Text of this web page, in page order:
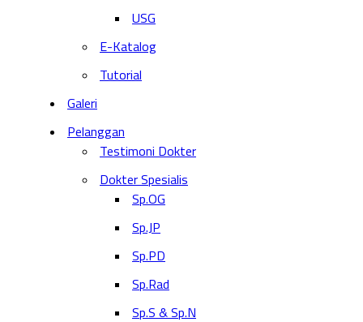
USG
E-Katalog
Tutorial
Galeri
Pelanggan
Testimoni Dokter
Dokter Spesialis
Sp.OG
Sp.JP
Sp.PD
Sp.Rad
Sp.S & Sp.N